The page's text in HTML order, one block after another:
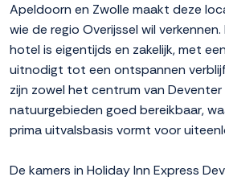
Apeldoorn en Zwolle maakt deze
wie de regio Overijssel wil
hotel is eigentijds en zakelijk, met
uitnodigt tot een ontspannen
zijn zowel het centrum van
natuurgebieden goed bereikbaar,
prima uitvalsbasis vormt voor
De kamers in Holiday Inn Express